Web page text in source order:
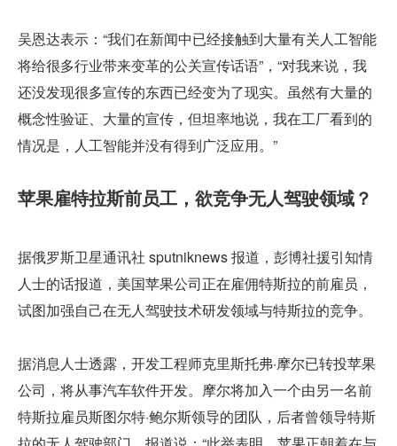
吴恩达表示：“我们在新闻中已经接触到大量有关人工智能
将给很多行业带来变革的公关宣传话语”，“对我来说，我
还没发现很多宣传的东西已经变为了现实。虽然有大量的
概念性验证、大量的宣传，但坦率地说，我在工厂看到的
情况是，人工智能并没有得到广泛应用。”
苹果雇特拉斯前员工，欲竞争无人驾驶领域？
据俄罗斯卫星通讯社 sputniknews 报道，彭博社援引知情
人士的话报道，美国苹果公司正在雇佣特斯拉的前雇员，
试图加强自己在无人驾驶技术研发领域与特斯拉的竞争。
据消息人士透露，开发工程师克里斯托弗·摩尔已转投苹果
公司，将从事汽车软件开发。摩尔将加入一个由另一名前
特斯拉雇员斯图尔特·鲍尔斯领导的团队，后者曾领导特斯